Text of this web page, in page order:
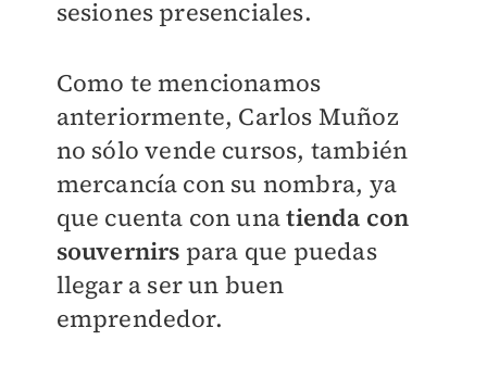
sesiones presenciales.
Como te mencionamos
anteriormente, Carlos Muñoz
no sólo vende cursos, también
mercancía con su nombra, ya
que cuenta con unatienda con
souvernirs para que puedas
llegar a ser un buen
emprendedor.